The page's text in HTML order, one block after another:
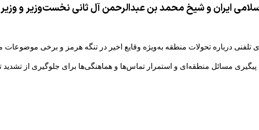
ایران و شیخ محمد بن عبدالرحمن آل ثانی نخست‌وزیر و وزیر
درباره تحولات منطقه به‌ویژه‌ وقایع اخیر در تنگه هرمز و برخی موضوعات
مسائل منطقه‌ای و استمرار تماس‌ها و هماهنگی‌ها برای جلوگیری از تشدید